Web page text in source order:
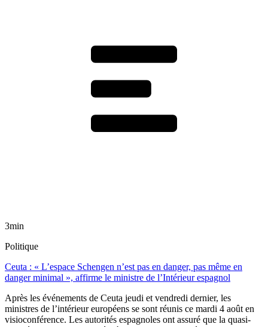
3min
Politique
Ceuta : « L’espace Schengen n’est pas en danger, pas même en
danger minimal », affirme le ministre de l’Intérieur espagnol
Après les événements de Ceuta jeudi et vendredi dernier, les
ministres de l’intérieur européens se sont réunis ce mardi 4 août en
visioconférence. Les autorités espagnoles ont assuré que la quasi-